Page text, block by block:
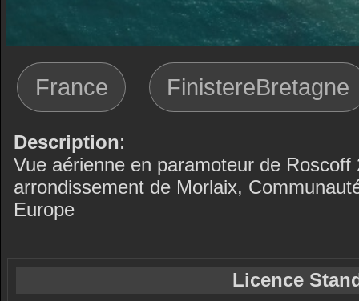
France FinistereBretagne
Description:
Vue aérienne en paramoteur de
arrondissement de Morlaix,
Europe
Licence